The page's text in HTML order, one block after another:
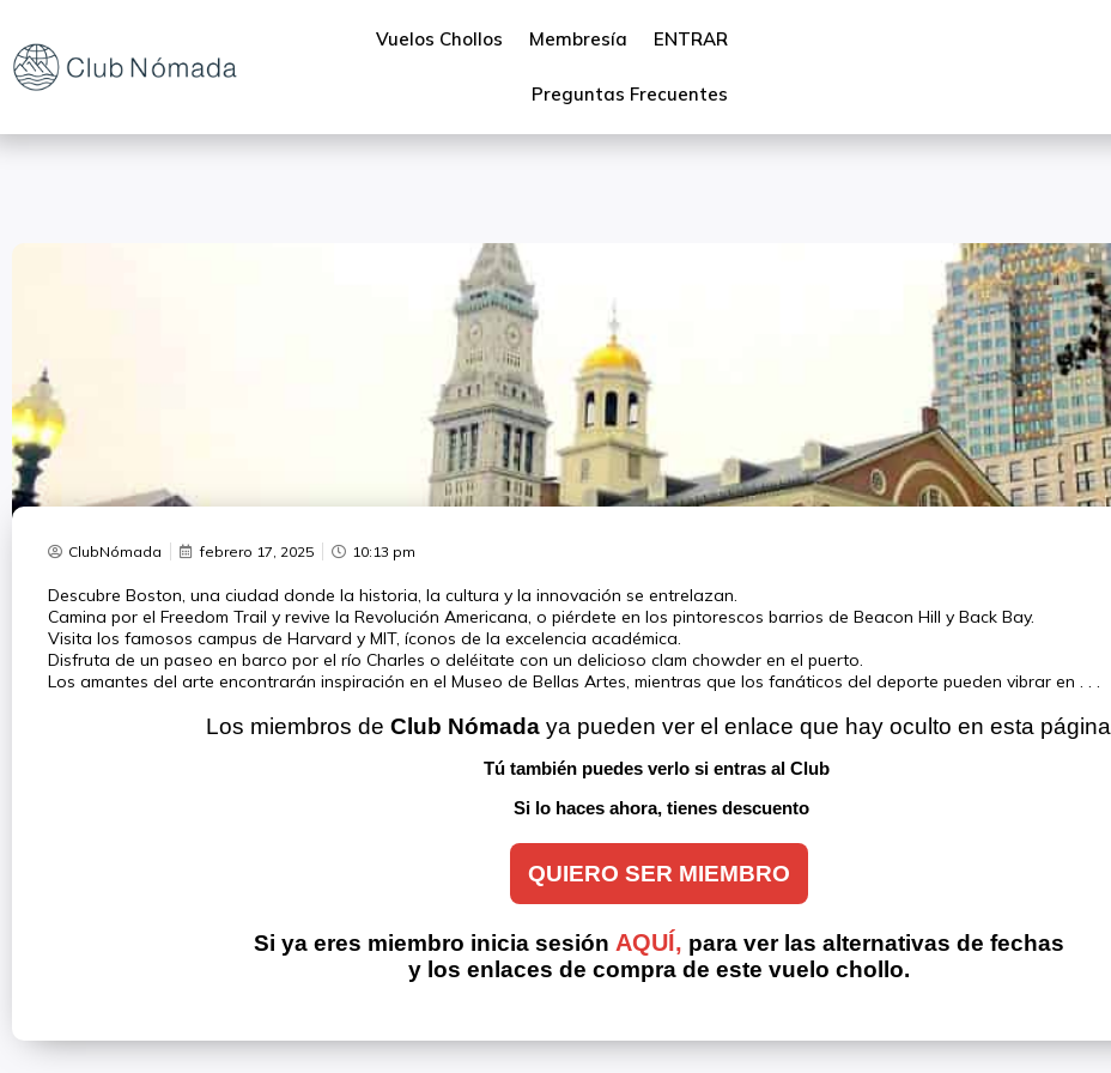
Vuelos Chollos Membresía ENTRAR
Preguntas Frecuentes
ClubNómada febrero 17, 2025 10:13 pm
Descubre Boston, una ciudad donde la historia, la cultura y la innovación se entrelazan.
Camina por el Freedom Trail y revive la Revolución Americana, o piérdete en los pintorescos barrios de Beacon Hill y Back Bay.
Visita los famosos campus de Harvard y MIT, íconos de la excelencia académica.
Disfruta de un paseo en barco por el río Charles o deléitate con un delicioso clam chowder en el puerto.
Los amantes del arte encontrarán inspiración en el Museo de Bellas Artes, mientras que los fanáticos del deporte pueden vibrar en . . .
Los miembros de Club Nómada ya pueden ver el enlace que hay oculto en esta página
Tú también puedes verlo si entras al Club
Si lo haces ahora, tienes descuento
QUIERO SER MIEMBRO
Si ya eres miembro inicia sesión AQUÍ, para ver las alternativas de fechas
y los enlaces de compra de este vuelo chollo.